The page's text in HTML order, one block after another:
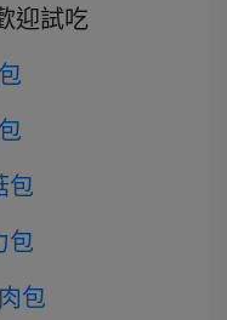
迎試吃
包
包
包